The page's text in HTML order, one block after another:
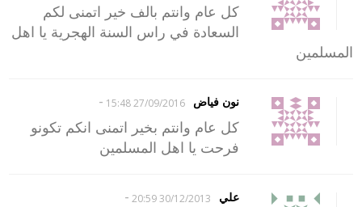
كل عام وانتم بالف خير اتمنى لكم
السعادة في راس السنة الهجرية يا اهل
المسلمين
نون فياض 27/09/2016 15:48
-
كل عام وانتم بخير اتمنى انكم تكونو
فرحت يا اهل المسلمين
علي 30/12/2013 20:59
-